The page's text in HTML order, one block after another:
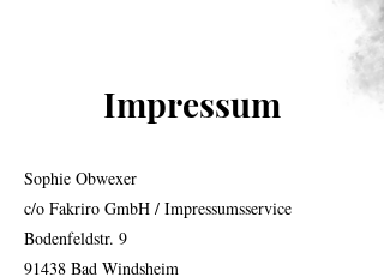
Impressum
Sophie Obwexer
c/o Fakriro GmbH / Impressumsservice
Bodenfeldstr. 9
91438 Bad Windsheim